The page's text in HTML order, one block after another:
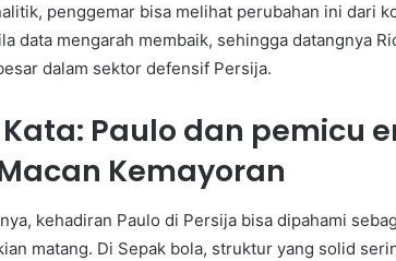
penggemar bisa melihat perubahan ini dari
data mengarah membaik, sehingga datangnya
dalam sektor defensif Persija.
Paulo dan pemicu
Kemayoran
kehadiran Paulo di Persija bisa dipahami
matang. Di Sepak bola, struktur yang solid